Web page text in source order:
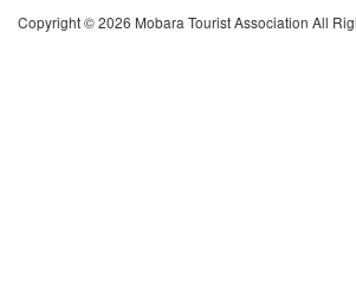
Copyright © 2026 Mobara Tourist Association All